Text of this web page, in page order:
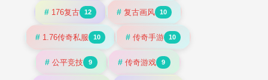
# 176复古 12 # 复古画风 10
# 1.76传奇私服 10 # 传奇手游 10
# 公平竞技 9 # 传奇游戏 9